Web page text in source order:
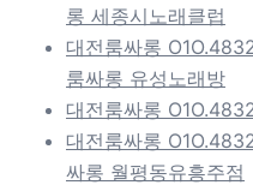
롱 세종시노래클럽
대전룸싸롱
룸싸롱 유성노래방
대전룸싸롱
대전룸싸롱
싸롱 월평동유흥주점